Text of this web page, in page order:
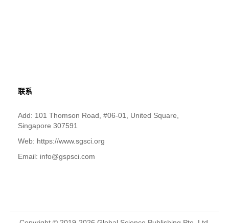
联系
Add: 101 Thomson Road, #06-01, United Square,
Singapore 307591
Web: https://www.sgsci.org
Email: info@gspsci.com